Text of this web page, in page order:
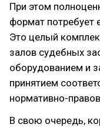
При этом
формат потребует
Это целый
залов судебных
оборудованием и
принятием
нормативно-
В свою очередь,